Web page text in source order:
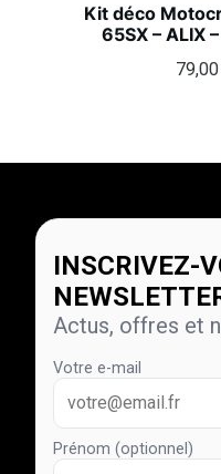
Kit déco
65SX – ALIX
INSCRIVEZ-
Actus, offres et
Votre e-mail
Prénom (optionnel)